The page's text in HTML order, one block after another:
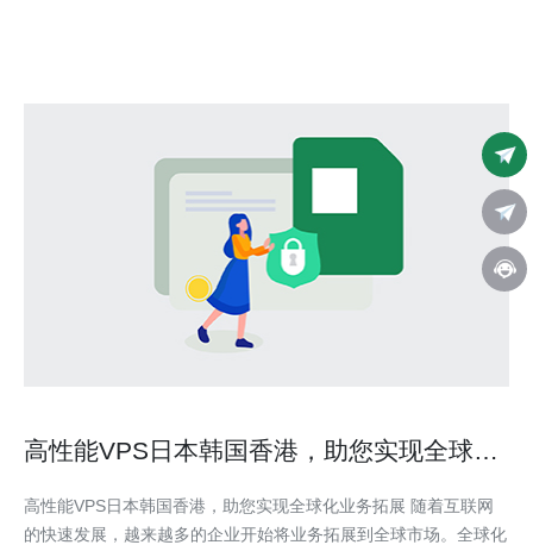
高性能VPS日本韩国香港，助您实现全球化
高性能VPS日本韩国香港，助您实现全球化业务拓展 随着互联网
的快速发展，越来越多的企业开始将业务拓展到全球市场。全球化